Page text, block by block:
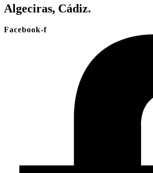
Algeciras, Cádiz.
Facebook-f